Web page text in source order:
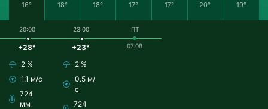
16° 18° 18° 17° 17° 20° 19°
20:00
+28°
2 %
1.1 м/с
724
мм
23:00
+23°
2 %
0.5 м/
с
724
ПТ
07.08